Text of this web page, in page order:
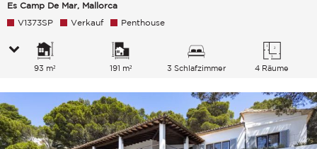
Es Camp De Mar, Mallorca
V1373SP Verkauf Penthouse
93 m² 191 m² 3 Schlafzimmer 4 Räume